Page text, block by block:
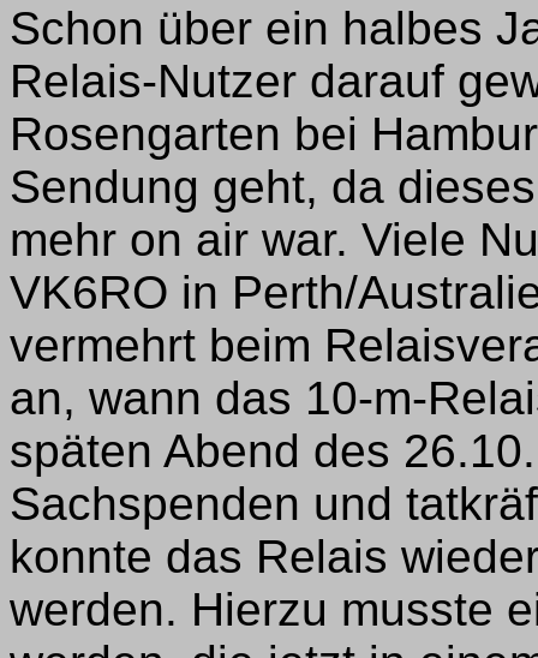
Schon über ein halbes
Relais-Nutzer darauf
Rosengarten bei
Sendung geht, da
mehr on air war. Viele
VK6RO in Perth/
vermehrt beim
an, wann das 10-m-
späten Abend des
Sachspenden und
konnte das Relais
werden. Hierzu musste